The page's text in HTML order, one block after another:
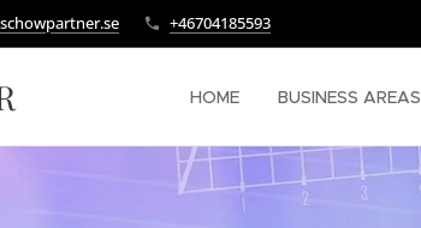
+46704185593
HOME BUSINESS AREAS